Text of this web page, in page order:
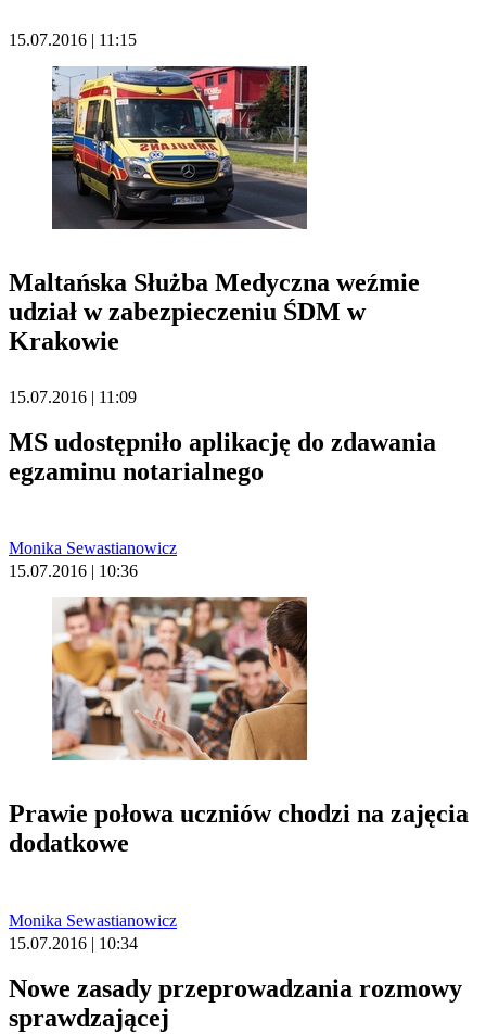
15.07.2016 | 11:15
Maltańska Służba Medyczna weźmie
udział w zabezpieczeniu ŚDM w
Krakowie
15.07.2016 | 11:09
MS udostępniło aplikację do zdawania
egzaminu notarialnego
Monika Sewastianowicz
15.07.2016 | 10:36
Prawie połowa uczniów chodzi na zajęcia
dodatkowe
Monika Sewastianowicz
15.07.2016 | 10:34
Nowe zasady przeprowadzania rozmowy
sprawdzającej